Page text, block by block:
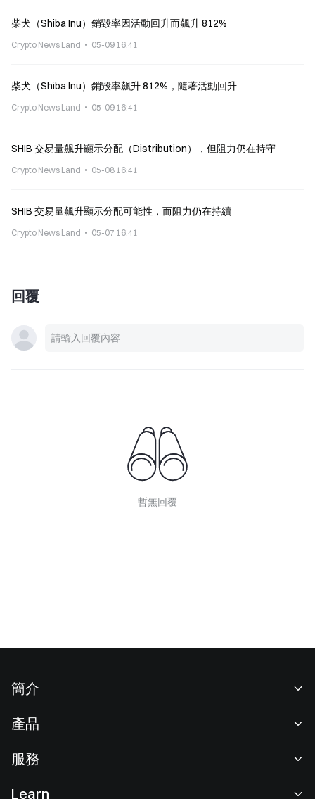
柴犬（Shiba Inu）銷毀率因活動回升而飆升 812%
Crypto News Land 05-09 16:41
柴犬（Shiba Inu）銷毀率飆升 812%，隨著活動回升
Crypto News Land 05-09 16:41
SHIB 交易量飆升顯示分配（Distribution），但阻力仍在持守
Crypto News Land 05-08 16:41
SHIB 交易量飆升顯示分配可能性，而阻力仍在持續
Crypto News Land 05-07 16:41
回覆
暫無回覆
簡介
新聞中心
產品
現貨交易
服務
Learn